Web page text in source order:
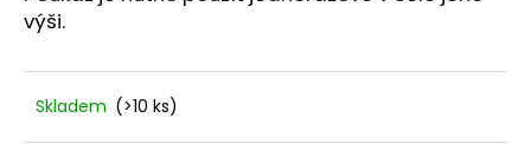
výši.
Skladem (>10 ks)